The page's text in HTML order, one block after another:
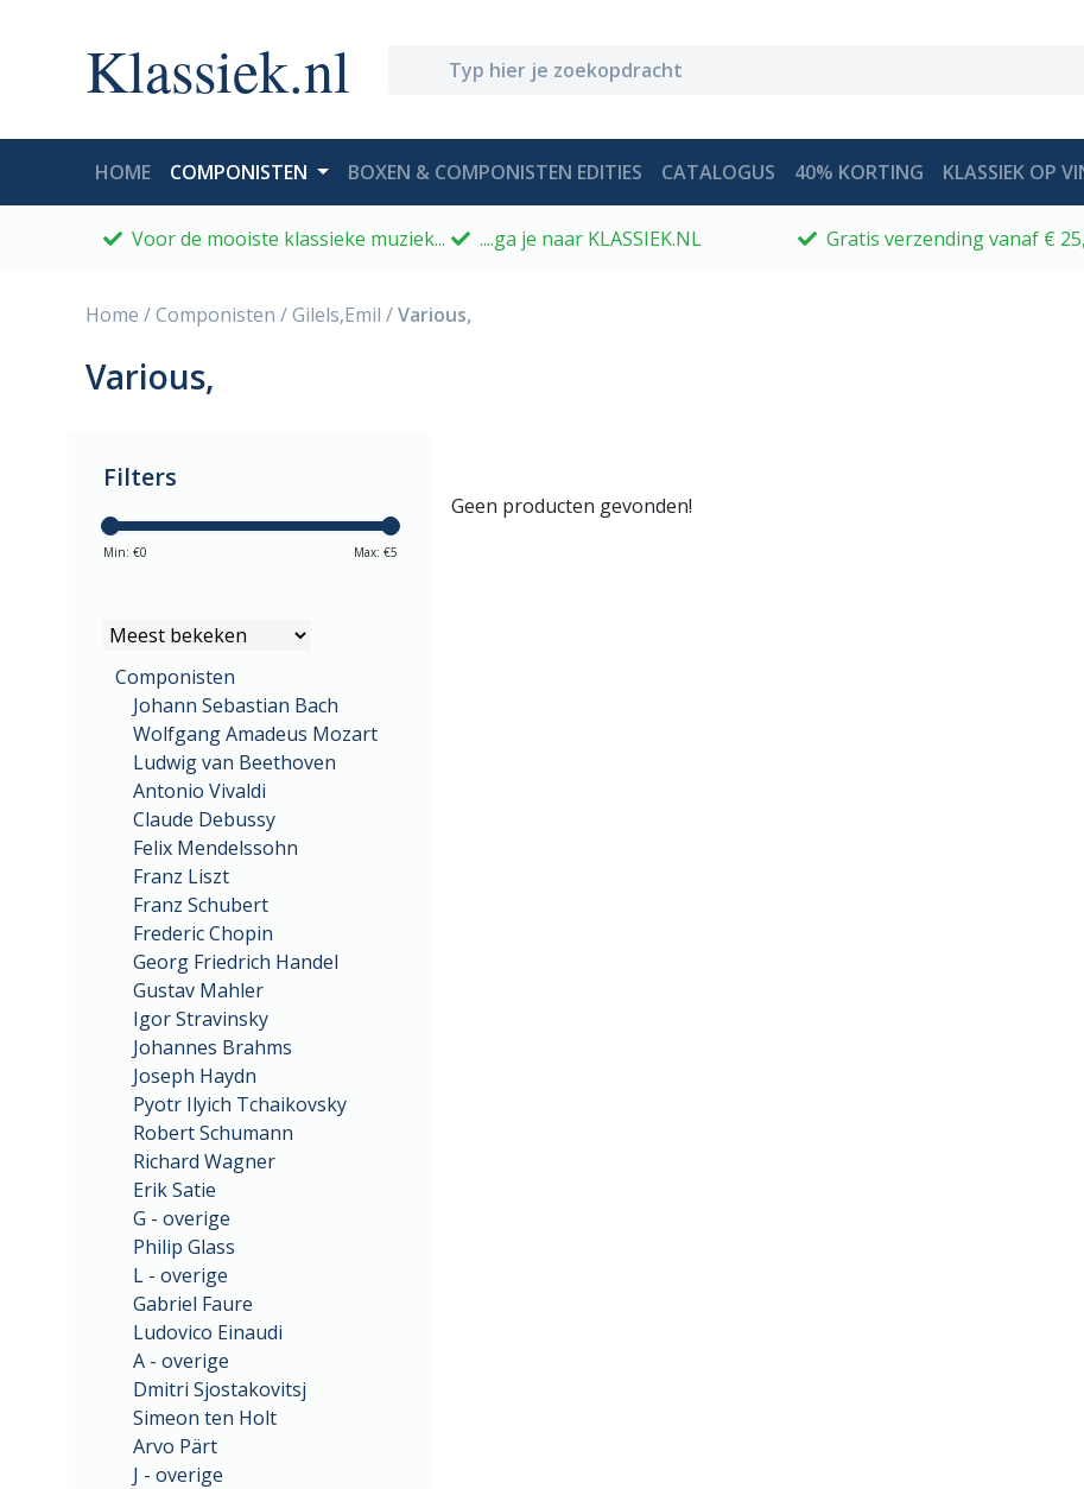
Klassiek.nl
HOME(CURRENT)
COMPONISTEN BOXEN & COMPONISTEN EDITIES CATALOGUS 40% KORTING KLASSIEK OP
Voor de mooiste klassieke muziek... ....ga je naar KLASSIEK.NL Gratis verzending vanaf €
Home /Componisten /Gilels,Emil /Various,
Various,
Filters
Min: €0 Max: €5
Componisten
Johann Sebastian Bach
Wolfgang Amadeus Mozart
Ludwig van Beethoven
Antonio Vivaldi
Claude Debussy
Felix Mendelssohn
Franz Liszt
Franz Schubert
Frederic Chopin
Georg Friedrich Handel
Gustav Mahler
Igor Stravinsky
Johannes Brahms
Joseph Haydn
Pyotr Ilyich Tchaikovsky
Robert Schumann
Richard Wagner
Erik Satie
G - overige
Philip Glass
L - overige
Gabriel Faure
Ludovico Einaudi
A - overige
Dmitri Sjostakovitsj
Simeon ten Holt
Arvo Pärt
J - overige
Geen producten gevonden!